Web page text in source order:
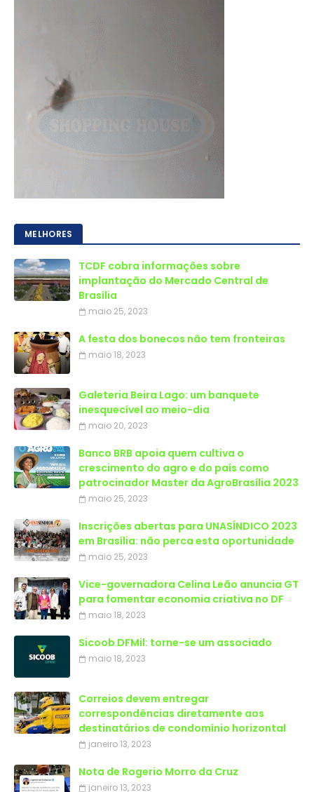
MELHORES
TCDF cobra informações sobre
implantação do Mercado Central de
Brasília
maio 25, 2023
A festa dos bonecos não tem fronteiras
maio 18, 2023
Galeteria Beira Lago: um banquete
inesquecível ao meio-dia
maio 20, 2023
Banco BRB apoia quem cultiva o
crescimento do agro e do país como
patrocinador Master da AgroBrasília 2023
maio 25, 2023
Inscrições abertas para UNASÍNDICO 2023
em Brasília: não perca esta oportunidade
maio 25, 2023
Vice-governadora Celina Leão anuncia GT
para fomentar economia criativa no DF
maio 18, 2023
Sicoob DFMil: torne-se um associado
maio 18, 2023
Correios devem entregar
correspondências diretamente aos
destinatários de condomínio horizontal
janeiro 13, 2023
Nota de Rogerio Morro da Cruz
janeiro 13, 2023